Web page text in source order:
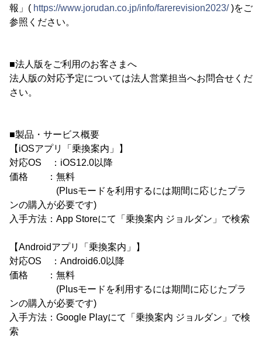
報」( https://www.jorudan.co.jp/info/farerevision2023/)をご
参照ください。
■法人版をご利用のお客さまへ
法人版の対応予定については法人営業担当へお問合せくだ
さい。
■製品・サービス概要
【iOSアプリ「乗換案内」】
対応OS ：iOS12.0以降
価格 ：無料
(Plusモードを利用するには期間に応じたプラ
ンの購入が必要です)
入手方法：App Storeにて「乗換案内 ジョルダン」で検索
【Androidアプリ「乗換案内」】
対応OS ：Android6.0以降
価格 ：無料
(Plusモードを利用するには期間に応じたプラ
ンの購入が必要です)
入手方法：Google Playにて「乗換案内 ジョルダン」で検
索